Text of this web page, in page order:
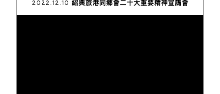
2022.12.10 紹興旅港同鄉會二十大重要精神宣講會